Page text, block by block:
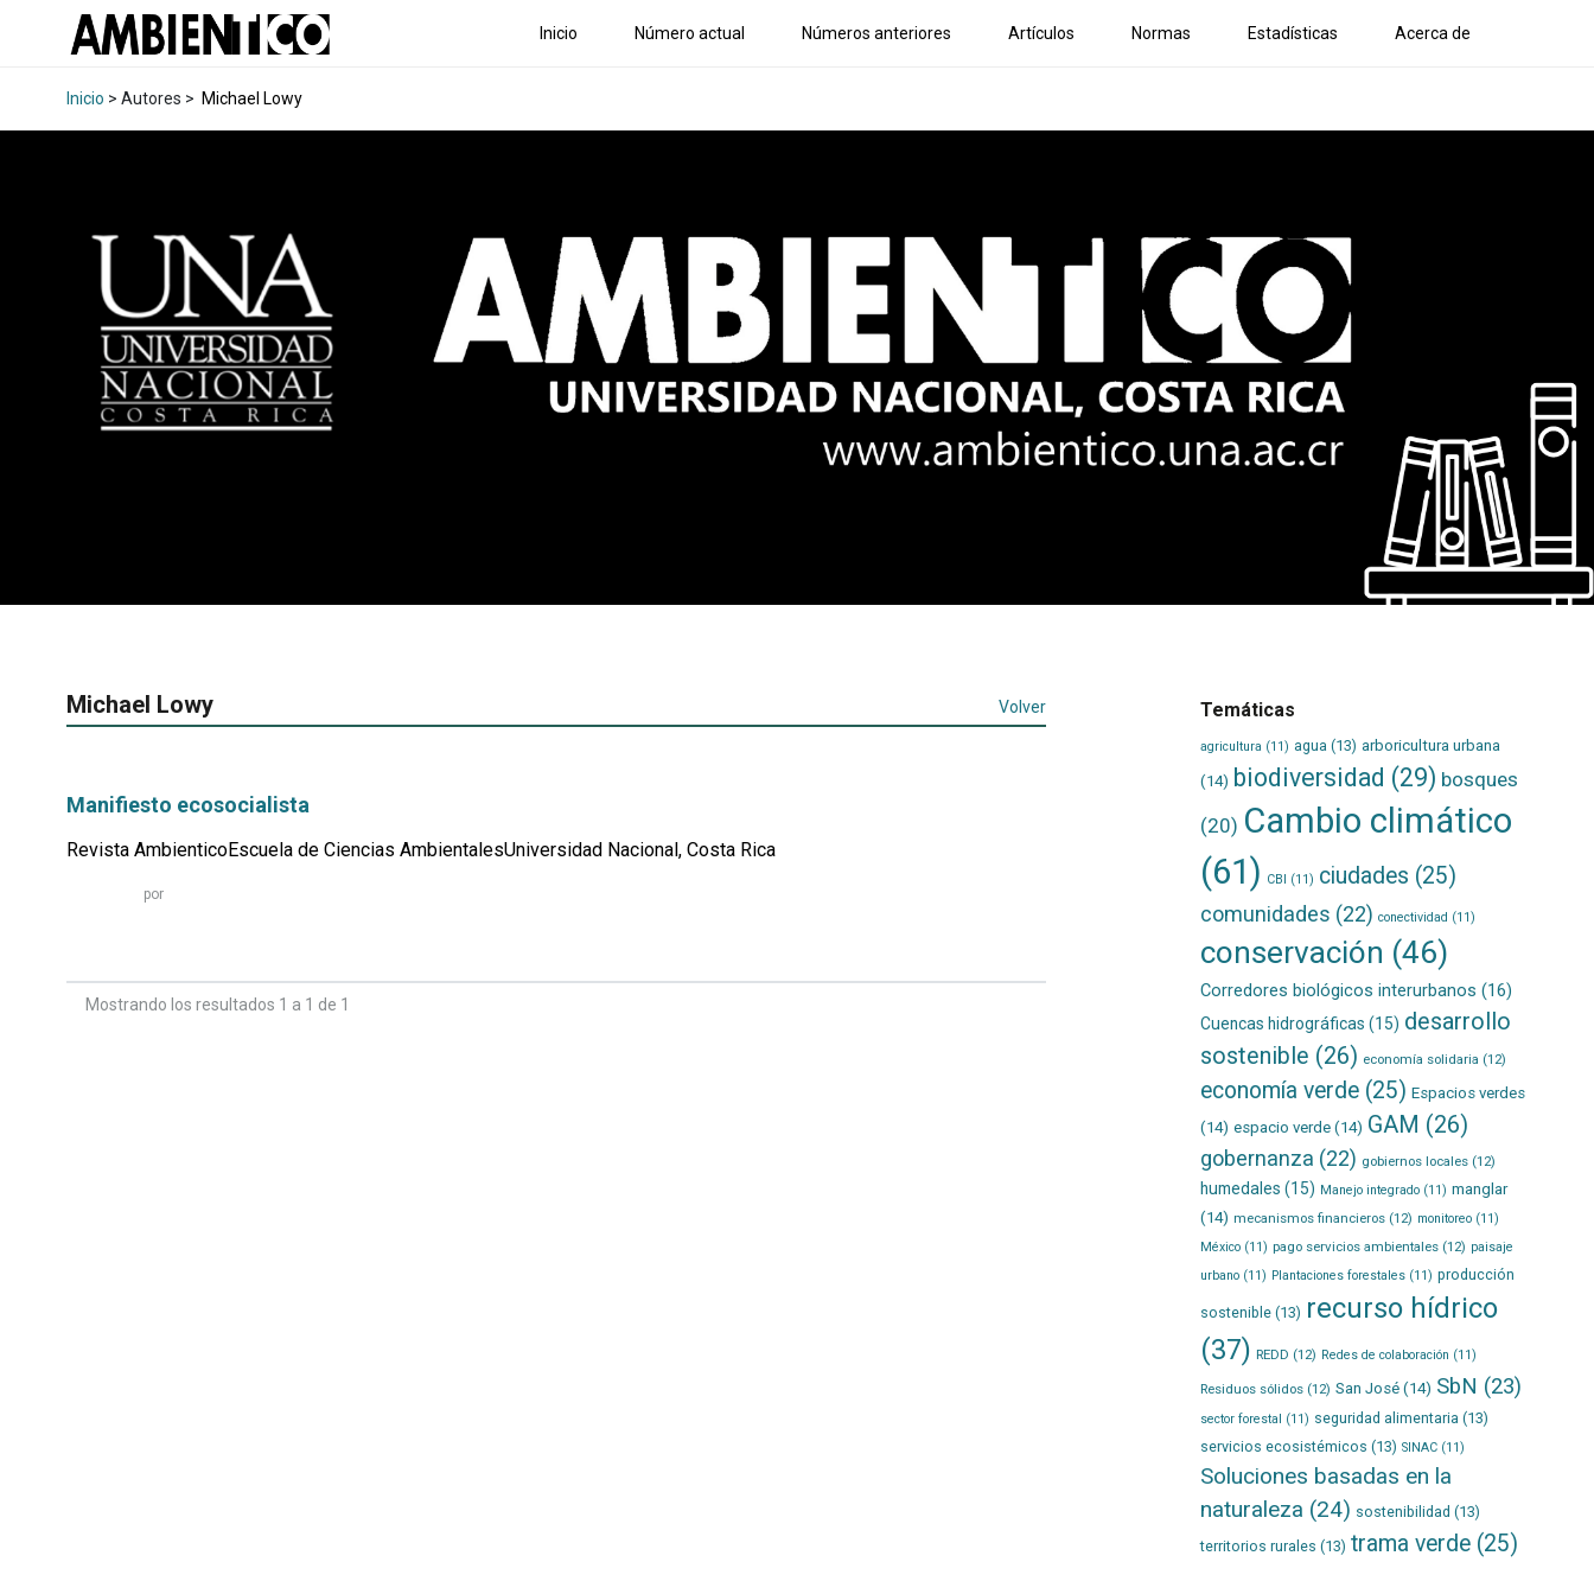
Inicio Número actual Números anteriores Artículos Normas Estadísticas Acerca de
Inicio > Autores > Michael Lowy
Michael Lowy Volver
Manifiesto ecosocialista
Revista AmbienticoEscuela de Ciencias AmbientalesUniversidad Nacional, Costa Rica
por
Mostrando los resultados 1 a 1 de 1
Temáticas
agricultura (11) agua (13) arboricultura urbana
(14) biodiversidad (29) bosques
(20) Cambio climático
(61) CBI (11) ciudades (25)
comunidades (22) conectividad (11)
conservación (46)
Corredores biológicos interurbanos (16)
Cuencas hidrográficas (15) desarrollo
sostenible (26) economía solidaria (12)
economía verde(25) Espacios verdes
(14) espacio verde(14) GAM (26)
gobernanza (22) gobiernos locales(12)
humedales (15) Manejo integrado(11) manglar
(14) mecanismos financieros(12) monitoreo(11)
México(11) pago servicios ambientales(12) paisaje
urbano(11) Plantaciones forestales(11) producción
sostenible(13) recurso hídrico
(37) REDD (12) Redes de colaboración (11)
Residuos sólidos(12) San José(14) SbN (23)
sector forestal (11) seguridad alimentaria (13)
servicios ecosistémicos (13) SINAC(11)
Soluciones basadas en la
naturaleza (24) sostenibilidad (13)
territorios rurales (13) trama verde(25)